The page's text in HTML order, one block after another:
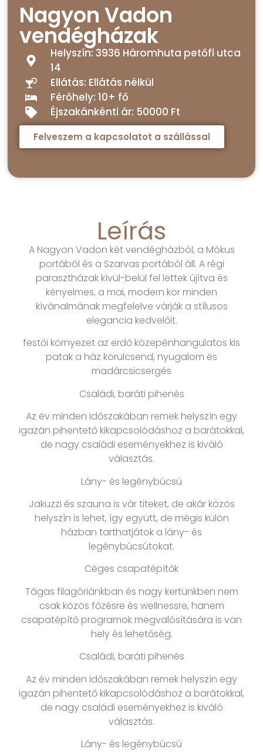
Nagyon Vadon
vendégházak
Helyszín: 3936 Háromhuta petőfi utca
14
Ellátás: Ellátás nélkül
Férőhely: 10+ fő
Éjszakánkénti ár: 50000 Ft
Felveszem a kapcsolatot a szállással
Leírás
A Nagyon Vadon két vendégházból, a Mókus
portából és a Szarvas portából áll. A régi
parasztházak kívül-belül fel lettek újítva és
kényelmes, a mai, modern kor minden
kívánalmának megfelelve várják a stílusos
elegancia kedvelőit.
festői környezet az erdő közepénhangulatos kis
patak a ház körülcsend, nyugalom és
madárcsicsergés
Családi, baráti pihenés
Az év minden időszakában remek helyszín egy
igazán pihentető kikapcsolódáshoz a barátokkal,
de nagy családi eseményekhez is kiváló
választás.
Lány- és legénybúcsú
Jakuzzi és szauna is vár titeket, de akár közös
helyszín is lehet, így együtt, de mégis külön
házban tarthatjátok a lány- és
legénybúcsútokat.
Céges csapatépítők
Tágas filagóriánkban és nagy kertünkben nem
csak közös főzésre és wellnessre, hanem
csapatépítő programok megvalósítására is van
hely és lehetőség.
Családi, baráti pihenés
Az év minden időszakában remek helyszín egy
igazán pihentető kikapcsolódáshoz a barátokkal,
de nagy családi eseményekhez is kiváló
választás.
Lány- és legénybúcsú